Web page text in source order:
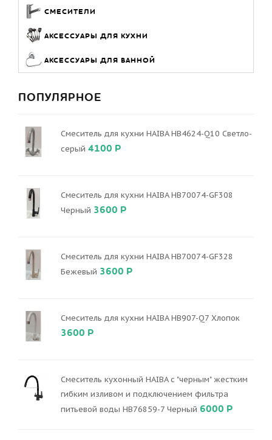
СМЕСИТЕЛИ
АКСЕССУАРЫ ДЛЯ КУХНИ
АКСЕССУАРЫ ДЛЯ ВАННОЙ
ПОПУЛЯРНОЕ
Смеситель для кухни HAIBA HB4624-Q10 Светло-
серый 4100 Р
Смеситель для кухни HAIBA HB70074-GF308
Черный 3600 Р
Смеситель для кухни HAIBA HB70074-GF328
Бежевый 3600 Р
Смеситель для кухни HAIBA HB907-Q7 Хлопок
3600 Р
Смеситель кухонный HAIBA с "черным" жестким
гибким изливом и подключением фильтра
питьевой воды HB76859-7 Черный 6000 Р